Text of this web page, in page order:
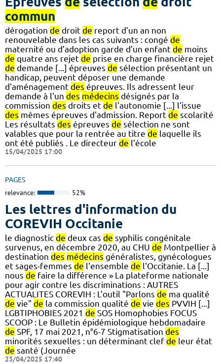
commun
dérogation de droit de report d’un an non
renouvelable dans les cas suivants : congé de
maternité ou d’adoption garde d’un enfant de moins
de quatre ans rejet de prise en charge financière rejet
de demande [...] épreuves de sélection présentant un
handicap, peuvent déposer une demande
d'aménagement des épreuves. Ils adressent leur
demande à l'un des médecins désignés par la
commission des droits et de l'autonomie [...] l'issue
des mêmes épreuves d'admission. Report de scolarité
Les résultats des épreuves de sélection ne sont
valables que pour la rentrée au titre de laquelle ils
ont été publiés . Le directeur de l’école
15/04/2025 17:00
PAGES
relevance: 52%
Les lettres d'information du
COREVIH Occitanie
le diagnostic de deux cas de syphilis congénitale
survenus, en décembre 2020, au CHU de Montpellier à
destination des médecins généralistes, gynécologues
et sages-femmes de l'ensemble de l'Occitanie. La [...]
nous de faire la différence » La plateforme nationale
pour agir contre les discriminations : AUTRES
ACTUALITES COREVIH : L'outil "Parlons de ma qualité
de vie" de la commission qualité de vie des PVVIH [...]
LGBTIPHOBIES 2021 de SOS Homophobies FOCUS
SCOOP : Le Bulletin épidémiologique hebdomadaire
de SPF, 17 mai 2021, n°6-7 Stigmatisation des
minorités sexuelles : un déterminant clef de leur état
de santé (Journée
23/04/2025 17:40